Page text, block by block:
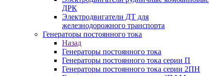
ДРК
Электродвигатели ДТ для
железнодорожного транспорта
Генераторы постоянного тока
Назад
Генераторы постоянного тока
Генераторы постоянного тока серии П
Генераторы постоянного тока серии 2ПН